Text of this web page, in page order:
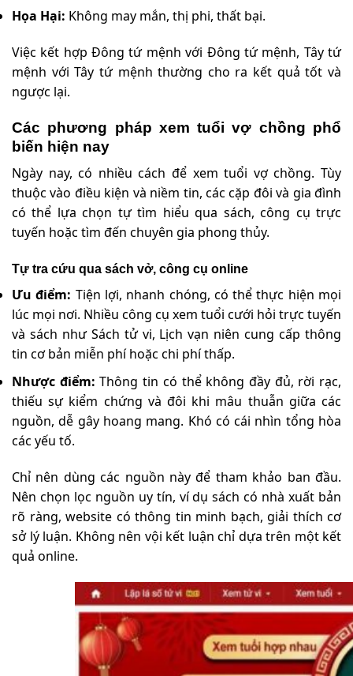
Họa Hại: Không may mắn, thị phi, thất bại.
Việc kết hợp Đông tứ mệnh với Đông tứ mệnh, Tây tứ
mệnh với Tây tứ mệnh thường cho ra kết quả tốt và
ngược lại.
Các phương pháp xem tuổi vợ chồng phổ
biến hiện nay
Ngày nay, có nhiều cách để xem tuổi vợ chồng. Tùy
thuộc vào điều kiện và niềm tin, các cặp đôi và gia đình
có thể lựa chọn tự tìm hiểu qua sách, công cụ trực
tuyến hoặc tìm đến chuyên gia phong thủy.
Tự tra cứu qua sách vở, công cụ online
Ưu điểm: Tiện lợi, nhanh chóng, có thể thực hiện mọi
lúc mọi nơi. Nhiều công cụ xem tuổi cưới hỏi trực tuyến
và sách như Sách tử vi, Lịch vạn niên cung cấp thông
tin cơ bản miễn phí hoặc chi phí thấp.
Nhược điểm: Thông tin có thể không đầy đủ, rời rạc,
thiếu sự kiểm chứng và đôi khi mâu thuẫn giữa các
nguồn, dễ gây hoang mang. Khó có cái nhìn tổng hòa
các yếu tố.
Chỉ nên dùng các nguồn này để tham khảo ban đầu.
Nên chọn lọc nguồn uy tín, ví dụ sách có nhà xuất bản
rõ ràng, website có thông tin minh bạch, giải thích cơ
sở lý luận. Không nên vội kết luận chỉ dựa trên một kết
quả online.